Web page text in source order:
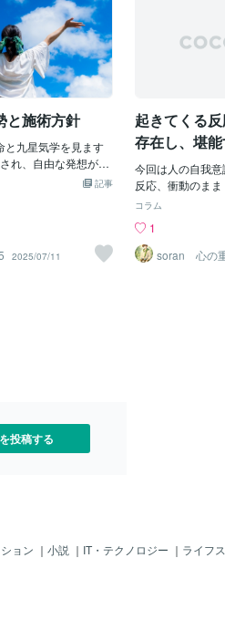
と施術方針
と九星気学を見ます
れ、自由な発想が広
です。 ただ、お心
から対人衝突が生ま
ます。 人との衝突は
私も気でお心が明
記事
2025/07/11
起きてくる
存在し、堪
性的な抵抗
解ける遠隔
今回は人の自我
反応、衝動のま
とへの理性的な
リングをお届けし
出すべき反応、
味わいたい感覚
生命の意識や世界
場合や、 ​ ​ 世界
コラム
1
soran 心の重
を下ろせるヒ
投稿する
ョン ｜ 小説 ｜ IT・テクノロジー ｜ ライフ